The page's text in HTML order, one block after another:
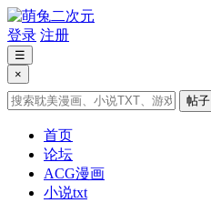
登录 注册
☰
×
帖子
首页
论坛
ACG漫画
小说txt